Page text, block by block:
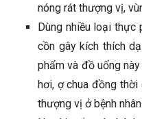
nóng rát thượng vị,
Dùng nhiều loại thực
cồn gây kích thích
phẩm và đồ uống
hơi, ợ chua đồng thời
thượng vị ở bệnh nhân.